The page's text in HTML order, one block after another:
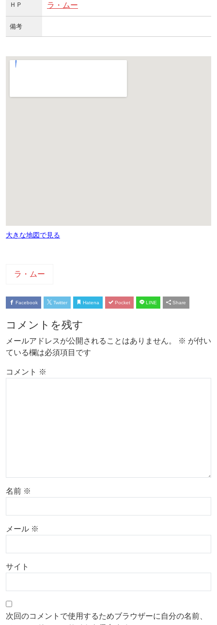
ＨＰ ラ・ムー
備考
大きな地図で見る
ラ・ムー
Facebook Twitter Hatena Pocket LINE Share
コメントを残す
メールアドレスが公開されることはありません。 ※ が付い
ている欄は必須項目です
コメント ※
名前 ※
メール ※
サイト
次回のコメントで使用するためブラウザーに自分の名前、